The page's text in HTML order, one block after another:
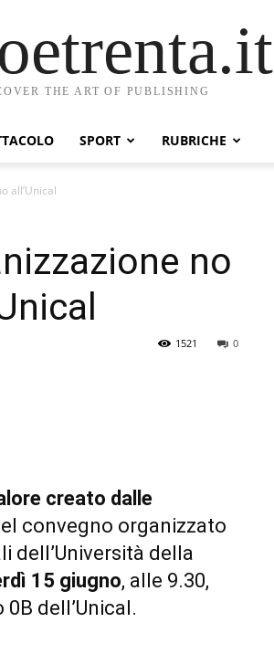
THE ART OF PUBLISHING
SPORT RUBRICHE
all’Unical
no
0
1521
creato dalle
convegno organizzato
dell’Università della
15 giugno, alle 9.30,
dell’Unical.